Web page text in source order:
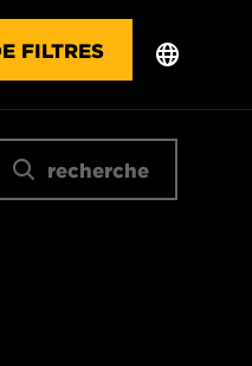
FILTRES
recherche